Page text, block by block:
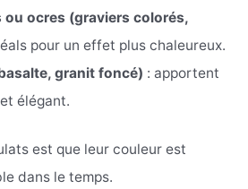
ou ocres (graviers colorés,
pour un effet plus chaleureux.
granit foncé) : apportent
élégant.
est que leur couleur est
dans le temps.